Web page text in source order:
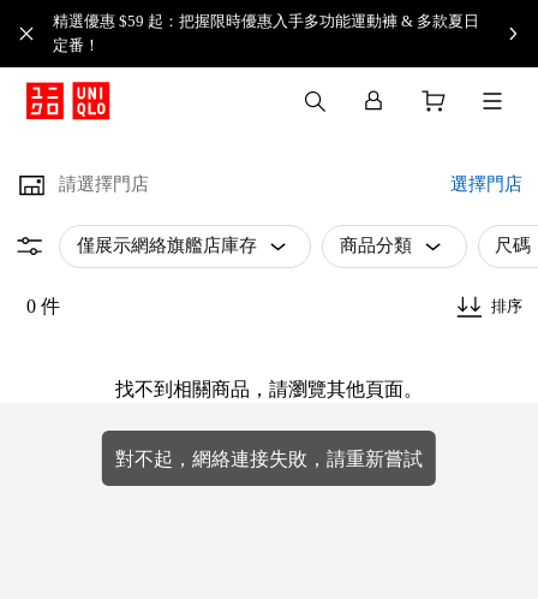
精選優惠 $59 起：把握限時優惠入手多功能運動褲 & 多款夏日
定番！​
請選擇門店 選擇門店
僅展示網絡旗艦店庫存 商品分類 尺碼
0 件 排序
找不到相關商品，請瀏覽其他頁面。
對不起，網絡連接失敗，請重新嘗試